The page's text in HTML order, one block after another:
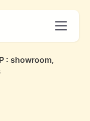
: showroom,